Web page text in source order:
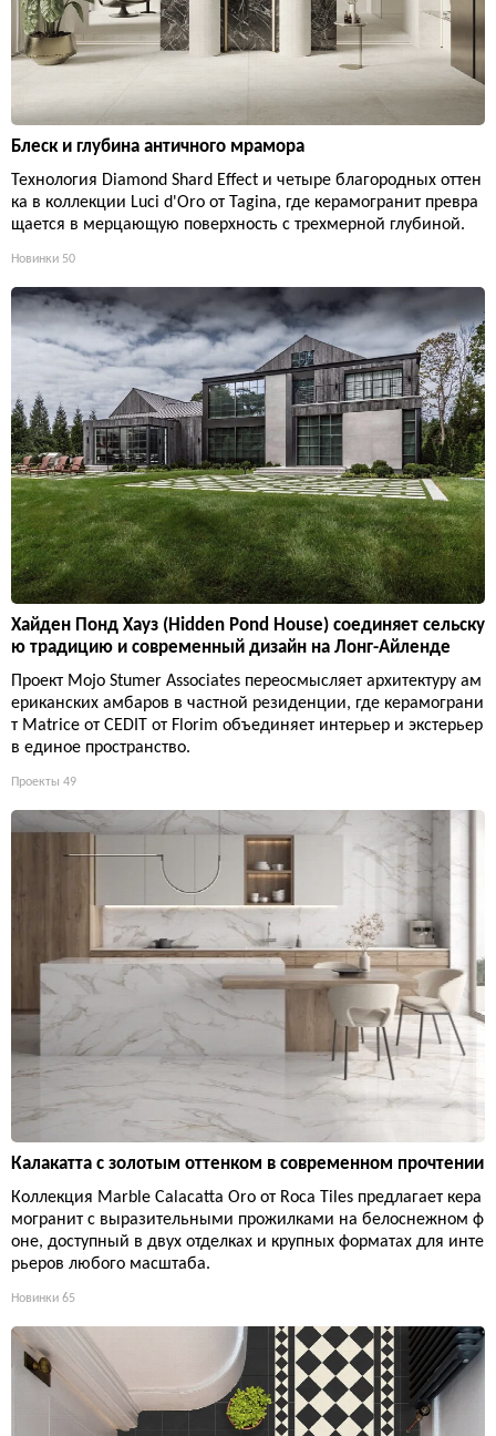
Блеск и глубина античного мрамора
Технология Diamond Shard Effect и четыре благородных оттен
ка в коллекции Luci d'Oro от Tagina, где керамогранит превра
щается в мерцающую поверхность с трехмерной глубиной.
Новинки 50
Хайден Понд Хауз (Hidden Pond House) соединяет сельску
ю традицию и современный дизайн на Лонг-Айленде
Проект Mojo Stumer Associates переосмысляет архитектуру ам
ериканских амбаров в частной резиденции, где керамограни
т Matrice от CEDIT от Florim объединяет интерьер и экстерьер
в единое пространство.
Проекты 49
Калакатта с золотым оттенком в современном прочтении
Коллекция Marble Calacatta Oro от Roca Tiles предлагает кера
могранит с выразительными прожилками на белоснежном ф
оне, доступный в двух отделках и крупных форматах для инте
рьеров любого масштаба.
Новинки 65